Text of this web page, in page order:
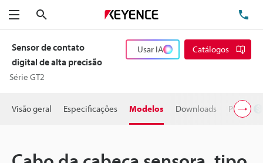
Menu
Sensor de contato
digital de alta precisão
Série GT2
Usar IA Catálogos
Visão geral Especificações Modelos Downloads Preço